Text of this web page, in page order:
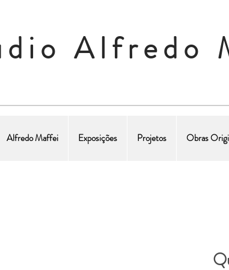
Alfredo
Alfredo Maffei Exposições Projetos Obras